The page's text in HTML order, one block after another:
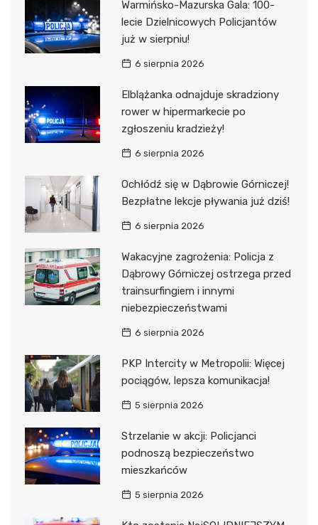
Warmińsko-Mazurska Gala: 100-
lecie Dzielnicowych Policjantów
już w sierpniu!
6 sierpnia 2026
Elblążanka odnajduje skradziony
rower w hipermarkecie po
zgłoszeniu kradzieży!
6 sierpnia 2026
Ochłódź się w Dąbrowie Górniczej!
Bezpłatne lekcje pływania już dziś!
6 sierpnia 2026
Wakacyjne zagrożenia: Policja z
Dąbrowy Górniczej ostrzega przed
trainsurfingiem i innymi
niebezpieczeństwami
6 sierpnia 2026
PKP Intercity w Metropolii: Więcej
pociągów, lepsza komunikacja!
5 sierpnia 2026
Strzelanie w akcji: Policjanci
podnoszą bezpieczeństwo
mieszkańców
5 sierpnia 2026